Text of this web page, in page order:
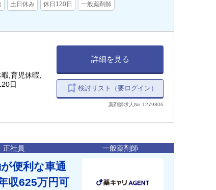
土日休み 休日120日 一般薬剤師
,育児休暇,
日
詳細を見る
検討リスト（要ログイン）
薬剤師求人No.1279806
正社員 一般薬剤師
便利な車通
収625万円可